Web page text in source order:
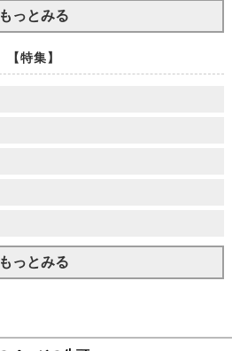
もっとみる
【特集】
もっとみる